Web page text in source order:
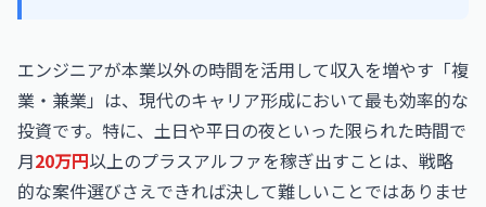
エンジニアが本業以外の時間を活用して収入を増やす「複
業・兼業」は、現代のキャリア形成において最も効率的な
投資です。特に、土日や平日の夜といった限られた時間で
月20万円以上のプラスアルファを稼ぎ出すことは、戦略
的な案件選びさえできれば決して難しいことではありませ